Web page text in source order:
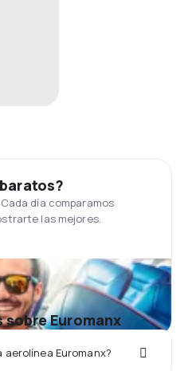
día comparamos
las mejores.
Euromanx
Euromanx?